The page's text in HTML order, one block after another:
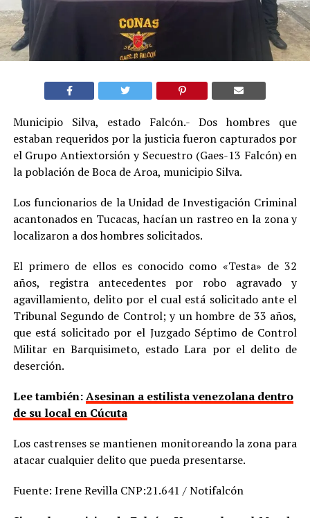
Municipio Silva, estado Falcón.- Dos hombres que
estaban requeridos por la justicia fueron capturados por
el Grupo Antiextorsión y Secuestro (Gaes-13 Falcón) en
la población de Boca de Aroa, municipio Silva.
Los funcionarios de la Unidad de Investigación Criminal
acantonados en Tucacas, hacían un rastreo en la zona y
localizaron a dos hombres solicitados.
El primero de ellos es conocido como «Testa» de 32
años, registra antecedentes por robo agravado y
agavillamiento, delito por el cual está solicitado ante el
Tribunal Segundo de Control; y un hombre de 33 años,
que está solicitado por el Juzgado Séptimo de Control
Militar en Barquisimeto, estado Lara por el delito de
deserción.
Lee también:Asesinan a estilista venezolana dentro
de su local en Cúcuta
Los castrenses se mantienen monitoreando la zona para
atacar cualquier delito que pueda presentarse.
Fuente: Irene Revilla CNP:21.641 / Notifalcón